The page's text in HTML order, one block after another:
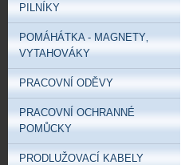
PILNÍKY
POMÁHÁTKA - MAGNETY‚
VYTAHOVÁKY
PRACOVNÍ ODĚVY
PRACOVNÍ OCHRANNÉ
POMŮCKY
PRODLUŽOVACÍ KABELY